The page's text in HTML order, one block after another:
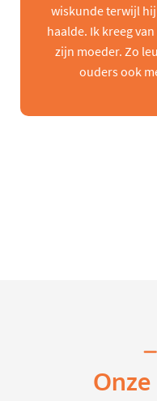
wiskunde terwijl
haalde. Ik kreeg
zijn moeder. Zo
ouders ook